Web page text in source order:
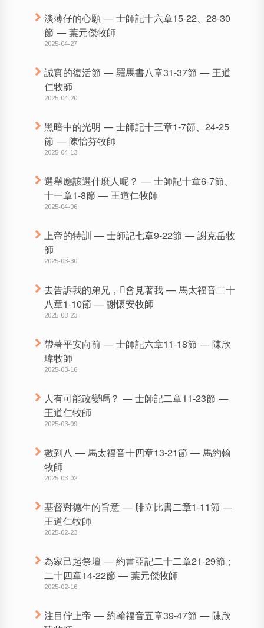
淡薄仔的心願 — 士師記十六章15-22、28-30
節 — 葉元傑牧師
2025-04-27
誠實的復活節 — 羅馬書八章31-37節 — 王道
仁牧師
2025-04-20
黑暗中的光明 — 士師記十三章1-7節、24-25
節 — 陳怡芬牧師
2025-04-13
選舉應該選什麼人呢？ — 士師記十章6-7節、
十一章1-8節 — 王道仁牧師
2025-04-06
上帝的特訓 — 士師記七章9-22節 — 謝克岳牧
師
2025-03-30
去告訴我的弟兄，𪜶會見著我 — 馬太福音二十
八章1-10節 — 謝懷安牧師
2025-03-23
帶著平安向前 — 士師記六章11-18節 — 陳欣
瑋牧師
2025-03-16
人有可能改變嗎？ — 士師記二章11-23節 —
王道仁牧師
2025-03-09
數到八 — 馬太福音十四章13-21節 — 馬約翰
牧師
2025-03-02
基督對德生的旨意 — 腓立比書二章1-11節 —
王道仁牧師
2025-02-23
為家己起祭壇 — 約書亞記二十二章21-29節；
二十四章14-22節 — 葉元傑牧師
2025-02-16
注目佇上帝 — 約翰福音五章39-47節 — 陳欣